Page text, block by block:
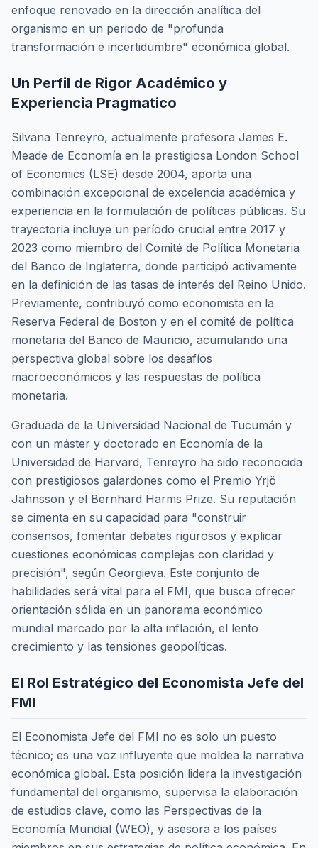
enfoque renovado en la dirección analítica del
organismo en un periodo de "profunda
transformación e incertidumbre" económica global.
Un Perfil de Rigor Académico y
Experiencia Pragmatico
Silvana Tenreyro, actualmente profesora James E.
Meade de Economía en la prestigiosa London School
of Economics (LSE) desde 2004, aporta una
combinación excepcional de excelencia académica y
experiencia en la formulación de políticas públicas. Su
trayectoria incluye un período crucial entre 2017 y
2023 como miembro del Comité de Política Monetaria
del Banco de Inglaterra, donde participó activamente
en la definición de las tasas de interés del Reino Unido.
Previamente, contribuyó como economista en la
Reserva Federal de Boston y en el comité de política
monetaria del Banco de Mauricio, acumulando una
perspectiva global sobre los desafíos
macroeconómicos y las respuestas de política
monetaria.
Graduada de la Universidad Nacional de Tucumán y
con un máster y doctorado en Economía de la
Universidad de Harvard, Tenreyro ha sido reconocida
con prestigiosos galardones como el Premio Yrjö
Jahnsson y el Bernhard Harms Prize. Su reputación
se cimenta en su capacidad para "construir
consensos, fomentar debates rigurosos y explicar
cuestiones económicas complejas con claridad y
precisión", según Georgieva. Este conjunto de
habilidades será vital para el FMI, que busca ofrecer
orientación sólida en un panorama económico
mundial marcado por la alta inflación, el lento
crecimiento y las tensiones geopolíticas.
El Rol Estratégico del Economista Jefe del
FMI
El Economista Jefe del FMI no es solo un puesto
técnico; es una voz influyente que moldea la narrativa
económica global. Esta posición lidera la investigación
fundamental del organismo, supervisa la elaboración
de estudios clave, como las Perspectivas de la
Economía Mundial (WEO), y asesora a los países